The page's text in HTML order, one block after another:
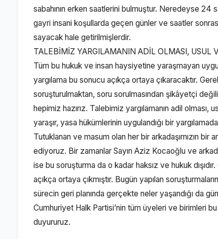
sabahının erken saatlerini bulmuştur. Neredeyse
gayri insani koşullarda geçen günler ve saatler
sayacak hale getirilmişlerdir.
TALEBİMİZ YARGILAMANIN ADİL OLMASI, USUL
Tüm bu hukuk ve insan haysiyetine yaraşmayan
yargılama bu sonucu açıkça ortaya çıkaracaktır.
soruşturulmaktan, soru sorulmasından şikâyetçi
hepimiz hazırız. Talebimiz yargılamanın adil
yaraşır, yasa hükümlerinin uygulandığı bir
Tutuklanan ve masum olan her bir arkadaşımızın bir
ediyoruz. Bir zamanlar Sayın Aziz Kocaoğlu ve
ise bu soruşturma da o kadar haksız ve hukuk
açıkça ortaya çıkmıştır. Bugün yapılan
sürecin geri planında gerçekte neler yaşandığı da
Cumhuriyet Halk Partisi’nin tüm üyeleri ve birimleri
duyururuz.